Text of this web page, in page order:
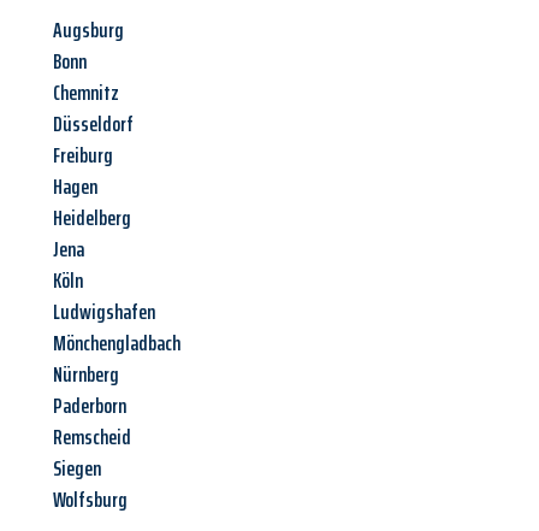
Augsburg
Bonn
Chemnitz
Düsseldorf
Freiburg
Hagen
Heidelberg
Jena
Köln
Ludwigshafen
Mönchengladbach
Nürnberg
Paderborn
Remscheid
Siegen
Wolfsburg